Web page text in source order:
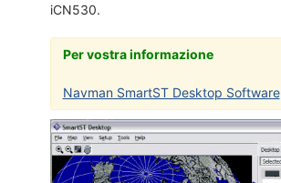
iCN530.
Per vostra informazione
Navman SmartST Desktop Software